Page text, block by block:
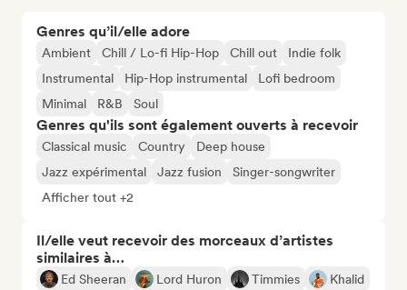
Genres qu’il/elle adore
Ambient Chill / Lo-fi Hip-Hop Chill out
Indie folk
Instrumental
Hip-Hop instrumental
Lofi bedroom
Minimal
R&B Soul
Genres qu'ils sont également ouverts à recevoir
Classical music Country
Deep house
Jazz expérimental
Jazz fusion
Singer-songwriter
Afficher tout +2
Il/elle veut recevoir des morceaux d’artistes
similaires à…
Ed Sheeran Lord Huron Timmies
Khalid